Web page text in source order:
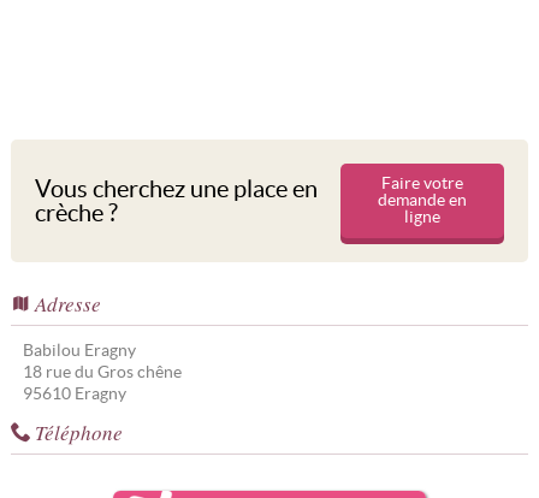
Vous cherchez une place en
crèche ?
Faire votre
demande en
ligne
Adresse
Babilou Eragny
18 rue du Gros chêne
95610 Eragny
Téléphone